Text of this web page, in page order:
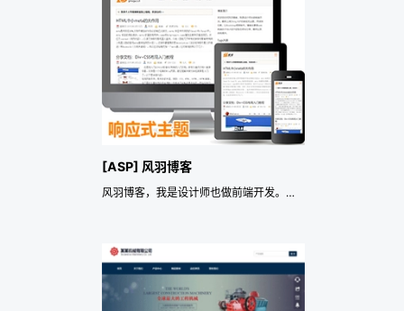
[ASP] 风羽博客
风羽博客，我是设计师也做前端开发。用线条勾勒，以Bootstrap框架制作，面向移动端的响应式主题。演示地址：http://phoyu.cn/